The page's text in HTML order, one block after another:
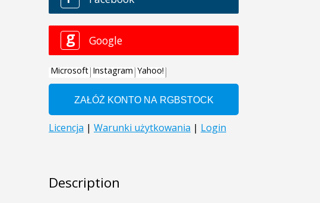
Description